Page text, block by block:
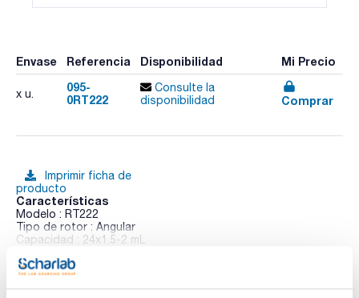
Envase Referencia Disponibilidad Mi Precio
x u.
095-
0RT222
Consulte la
disponibilidad
Comprar
Imprimir ficha de
producto
Características
Modelo : RT222
Tipo de rotor : Angular
Capacidad : 24x1,5-2 mL
Radio (mm) : 82
Factor xg : 30034
Pack (u.) : 1
Ver más